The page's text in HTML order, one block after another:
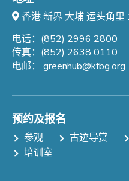
香港 新界 大埔 运头角里
电话：(852) 2996 2800
传真：(852) 2638 0110
电邮： greenhub@kfbg.org
预约及报名
参观 古迹导赏
培训室